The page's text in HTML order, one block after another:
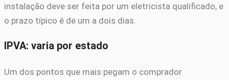
instalação deve ser feita por um eletricista qualificado, e
o prazo típico é de um a dois dias.
IPVA: varia por estado
Um dos pontos que mais pegam o comprador